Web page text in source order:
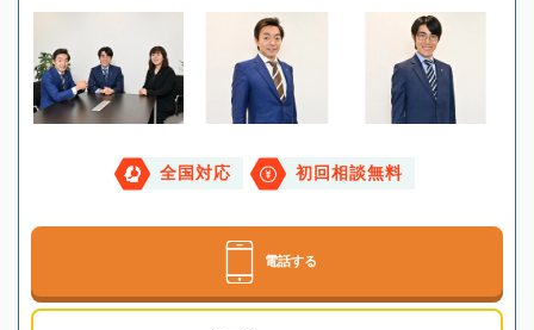
全国対応 初回相談無料
電話する